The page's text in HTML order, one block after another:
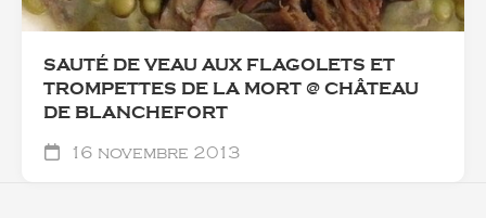
SAUTÉ DE VEAU AUX FLAGOLETS ET
TROMPETTES DE LA MORT @ CHÂTEAU
DE BLANCHEFORT
16 novembre 2013